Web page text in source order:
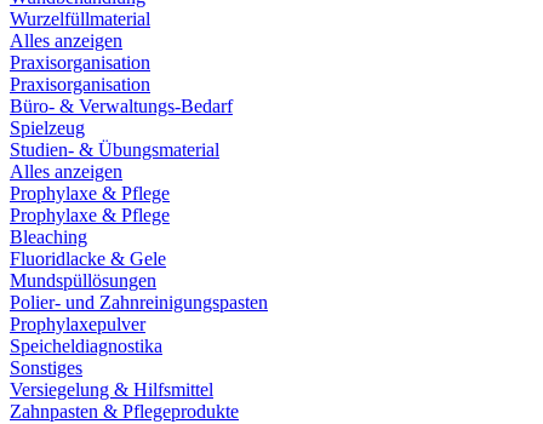
Wurzelfüllmaterial
Alles anzeigen
Praxisorganisation
Praxisorganisation
Büro- & Verwaltungs-Bedarf
Spielzeug
Studien- & Übungsmaterial
Alles anzeigen
Prophylaxe & Pflege
Prophylaxe & Pflege
Bleaching
Fluoridlacke & Gele
Mundspüllösungen
Polier- und Zahnreinigungspasten
Prophylaxepulver
Speicheldiagnostika
Sonstiges
Versiegelung & Hilfsmittel
Zahnpasten & Pflegeprodukte